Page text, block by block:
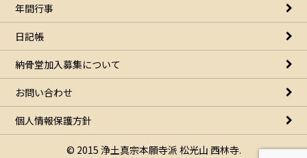
年間行事
日記帳
納骨堂加入募集について
お問い合わせ
個人情報保護方針
© 2015 浄土真宗本願寺派 松光山 西林寺.